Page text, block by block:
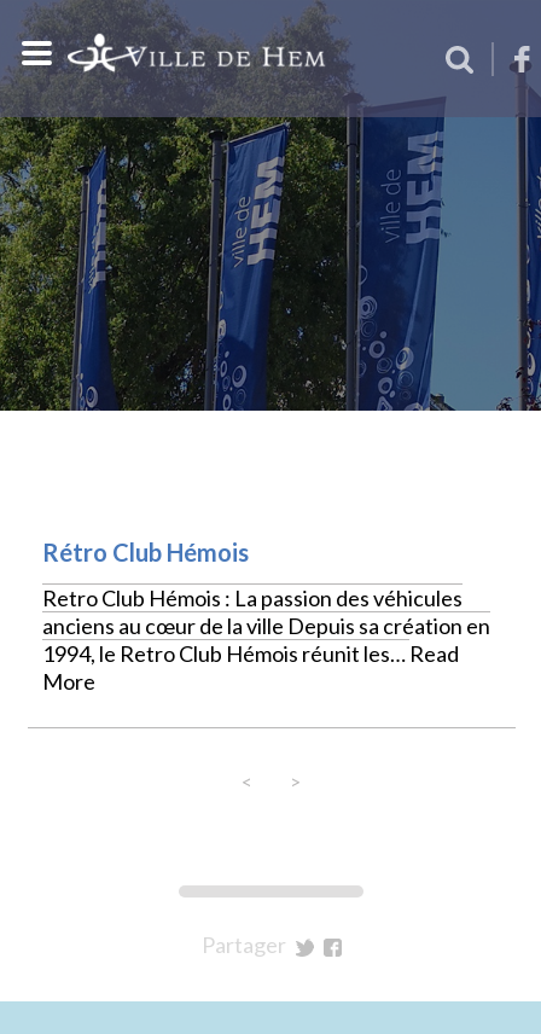
Rétro Club Hémois
Retro Club Hémois : La passion des véhicules
anciens au cœur de la ville Depuis sa création en
1994, le Retro Club Hémois réunit les… Read
More
< >
Partager
Twitter
Facebook